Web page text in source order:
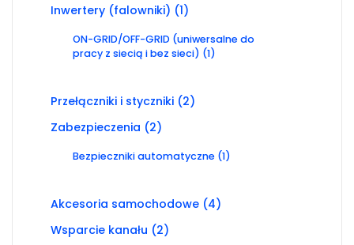
Inwertery (falowniki) 11
ON-GRID/OFF-GRID (uniwersalne do
pracy z siecią i bez sieci) 11
Przełączniki i styczniki 22
Zabezpieczenia 22
Bezpieczniki automatyczne 11
Akcesoria samochodowe 44
Wsparcie kanału 22